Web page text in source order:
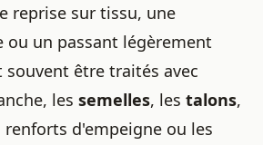
reprise sur tissu, une
ou un passant légèrement
souvent être traités avec
les semelles, les talons,
renforts d'empeigne ou les